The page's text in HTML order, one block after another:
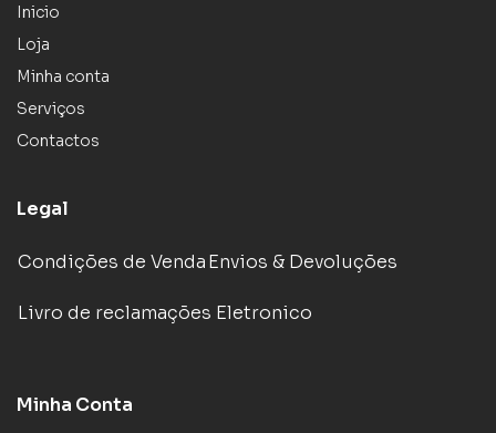
Inicio
Loja
Minha conta
Serviços
Contactos
Legal
Condições de VendaEnvios & Devoluções
Livro de reclamações Eletronico
Minha Conta